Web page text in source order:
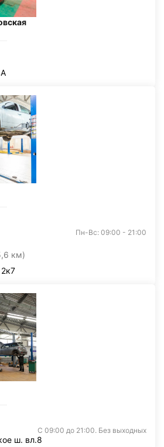
км)
Пн-Вс: 09:00 - 21:00
С 09:00 до 21:00. Без выходных
ш. вл.8